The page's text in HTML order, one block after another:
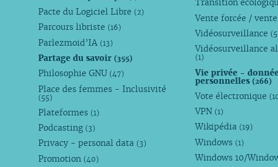
Pacte du Logiciel Libre (2)
Parcours libriste (16)
Parlezmoid’IA (13)
Partage du savoir(355)
Philosophie GNU (47)
Place des femmes - Inclusivité
(55)
Plateformes (1)
Podcasting (3)
Privacy - personal data (3)
Promotion (40)
Transition
Vente forcée /
Vidéosurveillance
Vidéosurveillance
(1)
Vie privée -
personnelles(266)
Vote électronique
VPN (1)
Wikipédia (19)
Windows (1)
Windows 10/